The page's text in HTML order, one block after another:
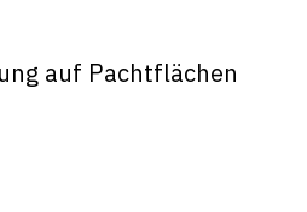
auf Pachtflächen